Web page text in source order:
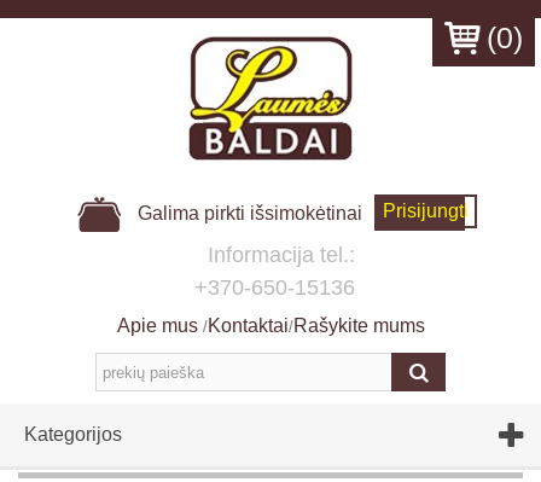
Galima pirkti išsimokėtinai Prisijungti
Informacija tel.:
+370-650-15136
Apie mus /Kontaktai/Rašykite mums
Kategorijos
(0)